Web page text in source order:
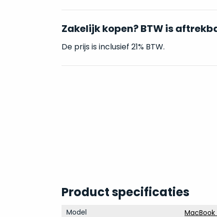
Zakelijk kopen? BTW is
De prijs is inclusief 21% BTW.
Product specificaties
Model
MacBook